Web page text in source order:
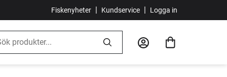
Fiskenyheter | Kundservice | Logga in